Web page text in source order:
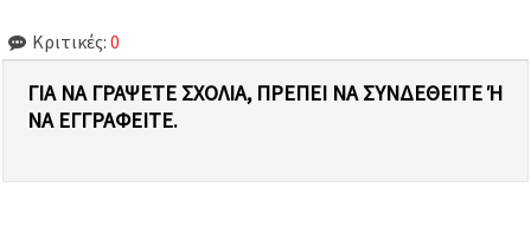
Κριτικές: 0
ΓΙΑ ΝΑ ΓΡΆΨΕΤΕ ΣΧΌΛΙΑ, ΠΡΈΠΕΙ ΝΑ ΣΥΝΔΕΘΕΊΤΕ Ή Ν
Α ΕΓΓΡΑΦΕΊΤΕ.